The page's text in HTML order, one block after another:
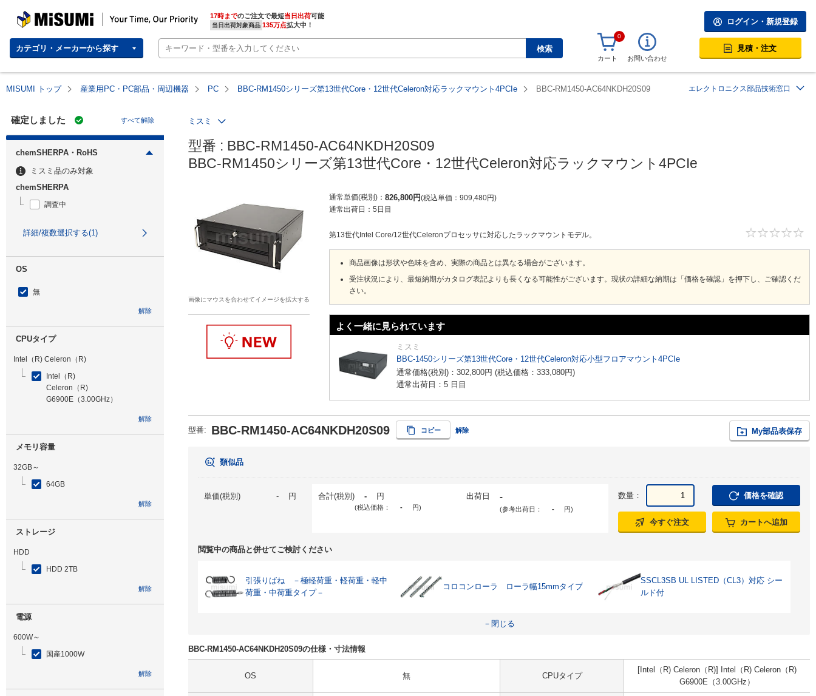
MISUMI | Your Time, Our Priority 17時までのご注文で最短当日出荷
当日出荷対象商品 135万点拡大中！
カテゴリ・メーカーから探す 検索
ログイン・新規登録
0
カート お問い合わせ
見積・注文
MISUMI トップ 産業用PC・PC部品・周辺機器 PC BBC-RM1450シリーズ第13世代Core・12世代Celeron対応ラックマウント4PCIe BBC-RM1450-AC64NKDH20S09 エレクトロニクス部品技術窓口
確定しました すべて解除
chemSHERPA・RoHS
ミスミ品のみ対象
chemSHERPA
調査中
詳細/複数選択する(1)
OS
無
解除
CPUタイプ
Intel（R) Celeron（R)
Intel（R)
Celeron（R)
G6900E（3.00GHz）
解除
メモリ容量
32GB～
64GB
解除
ストレージ
HDD
HDD 2TB
解除
電源
600W～
国産1000W
解除
ミスミ
型番 : BBC-RM1450-AC64NKDH20S09
BBC-RM1450シリーズ第13世代Core・12世代Celeron対応ラックマウント4PCIe
画像にマウスを合わせてイメージを拡大する
通常単価(税別) 826,800円 税込単価 909,480円
通常出荷日： 5日目
第13世代Intel Core/12世代Celeronプロセッサに対応したラックマウントモデル。
商品画像は形状や色味を含め、実際の商品とは異なる場合がございます。
受注状況により、最短納期がカタログ表記よりも長くなる可能性がございます。現状の詳細な納期は「価格を確認」を押下し、ご確認くだ
さい。
よく一緒に見られています
ミスミ
BBC-1450シリーズ第13世代Core・12世代Celeron対応小型フロアマウント4PCIe
通常価格(税別)： 302,800円 (税込価格： 333,080円)
通常出荷日：5 日目
型番: BBC-RM1450-AC64NKDH20S09 コピー 解除 My部品表保存
類似品
単価(税別) - 円 合計(税別) - 円
(税込価格： - 円)
出荷日 -
(参考出荷日： - 円)
数量： 価格を確認
今すぐ注文 カートへ追加
閲覧中の商品と併せてご検討ください
引張りばね －極軽荷重・軽荷重・軽中
荷重・中荷重タイプ－
コロコンローラ ローラ幅15mmタイプ
SSCL3SB UL LISTED（CL3）対応 シー
ルド付
－閉じる
BBC-RM1450-AC64NKDH20S09の仕様・寸法情報
OS 無 CPUタイプ
[Intel（R) Celeron（R)] Intel（R) Celeron（R)
G6900E（3.00GHz）